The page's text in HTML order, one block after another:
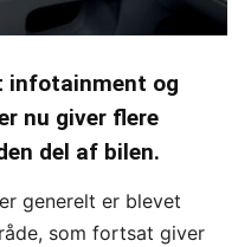
infotainment og
nu giver flere
del af bilen.
generelt er blevet
som fortsat giver